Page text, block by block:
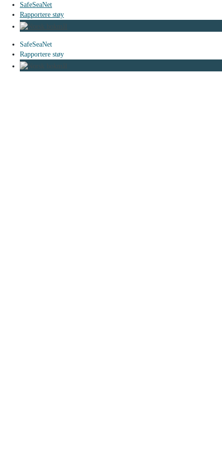
SafeSeaNet
Rapportere støy
SafeSeaNet
Rapportere støy